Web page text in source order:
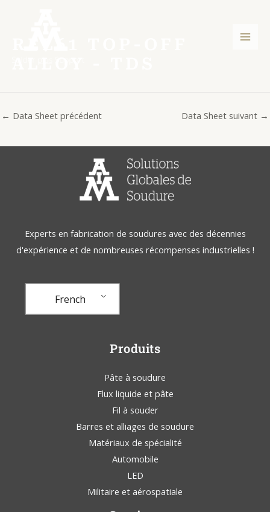
← Data Sheet précédent Data Sheet suivant →
Experts en fabrication de soudures avec des décennies
d'expérience et de nombreuses récompenses industrielles !
French
Produits
Pâte à soudure
Flux liquide et pâte
Fil à souder
Barres et alliages de soudure
Matériaux de spécialité
Automobile
LED
Militaire et aérospatiale